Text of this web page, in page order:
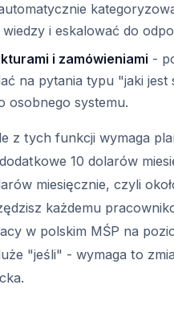
i eskalować do
i zamówieniami -
na pytania typu "jaki
osobnego systemu.
z tych funkcji wymaga
10 dolarów
miesięcznie, czyli
każdemu
w polskim MŚP na
"jeśli" - wymaga to